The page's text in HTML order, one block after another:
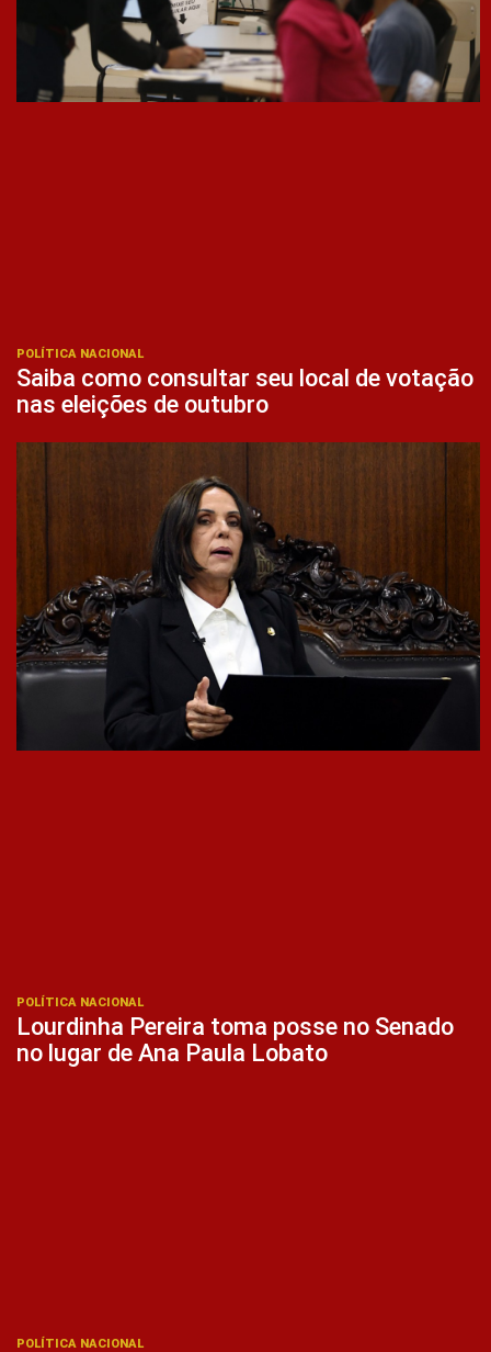
POLÍTICA NACIONAL
Saiba como consultar seu local de votação
nas eleições de outubro
POLÍTICA NACIONAL
Lourdinha Pereira toma posse no Senado
no lugar de Ana Paula Lobato
POLÍTICA NACIONAL